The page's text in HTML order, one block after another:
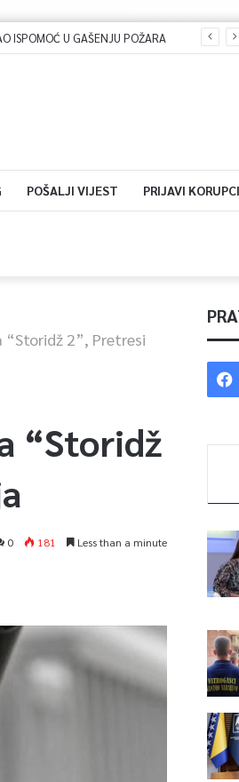
U GAŠENJU POŽARA
POŠALJI VIJEST PRIJAVI
“Storidž 2”, Pretresi
“Storidž
0 181 Less than a minute